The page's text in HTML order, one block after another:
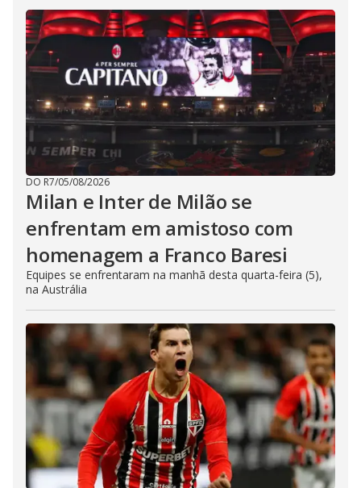
DO R7/05/08/2026
Milan e Inter de Milão se
enfrentam em amistoso com
homenagem a Franco Baresi
Equipes se enfrentaram na manhã desta quarta-feira (5),
na Austrália